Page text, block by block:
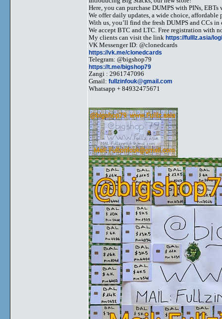
Here, you can purchase DUMPS with PINs,
We offer daily updates, a wide choice,
With us, you’ll find the fresh DUMPS and CCs in
We accept BTC and LTC. Free registration with
My clients can visit the link https://fulllz.asia/
VK Messenger ID: @clonedcards
https://vk.me/clonedcards
Telegram: @bigshop79
https://t.me/bigshop79
Zangi : 2961747096
Gmail: fullzinfouk@gmail.com
Whatsapp + 84932475671